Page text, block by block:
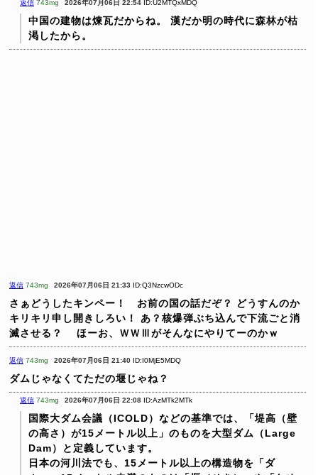
返信 743mg 2026年07月06日 22:54 ID:U2MTQxMDQ
中国の建物は煉瓦だからね。
漢だか明の時代に森林が枯
渇したから。
返信 743mg 2026年07月06日 21:33 ID:Q3NzcwODc
さぁどうしたキンペー！ お前の国の話だぞ？
どうすんのか
キリキリ申し開きしろい！
あ？核爆弾ぶち込んで下流ごと消
滅させる？
ほーお、ＷＷⅢがそんなにやりてーのかｗ
返信 743mg 2026年07月06日 21:40 ID:I0MjE5MDQ
ダムじゃなくてただの堰じゃね？
返信 743mg 2026年07月06日 22:08 ID:AzMTk2MTk
国際大ダム会議（ICOLD）などの基準では、「堤高（壁
の高さ）が15メートル以上」のものを大型ダム（Large
Dam）と定義しています。
日本の河川法でも、15メートル以上の構造物を「ダ